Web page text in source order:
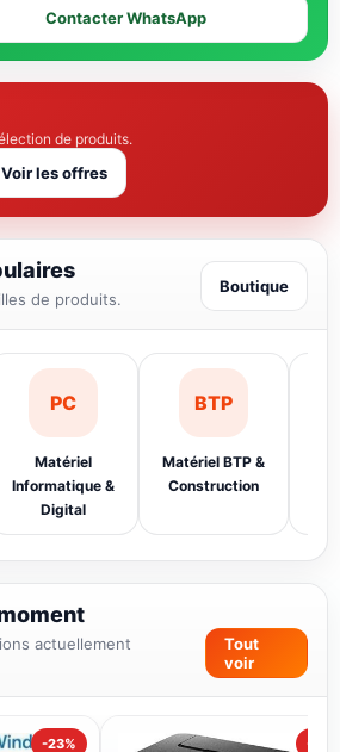
peut vous orienter avant
Contacter WhatsApp
Voir les offres
de produits.
Boutique
PC
Matériel
BTP
Matériel BTP &